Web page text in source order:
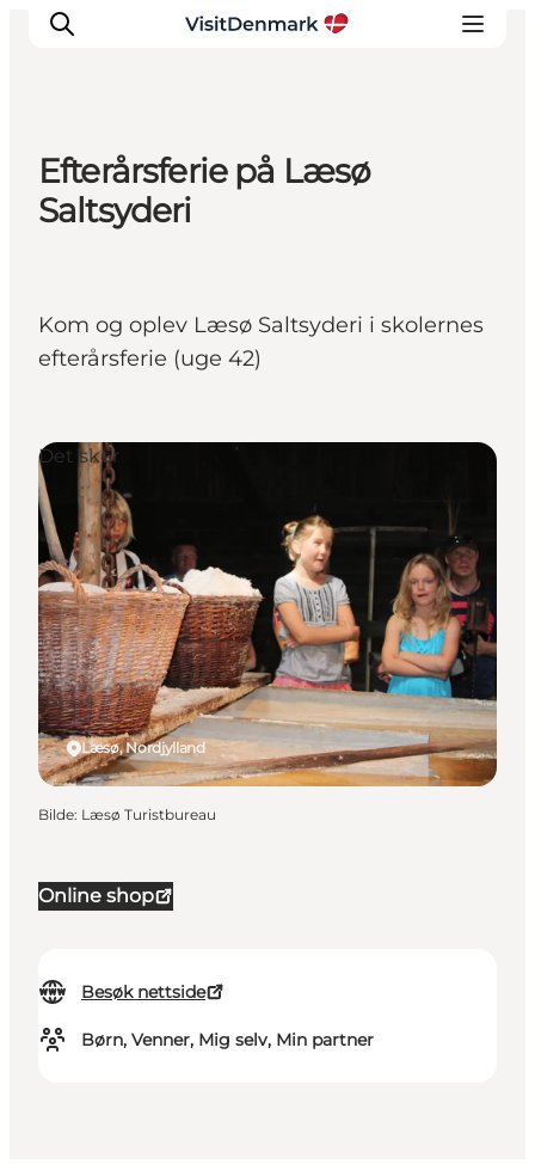
Inspirasjon
Reisemål
Planlegg reisen
Efterårsferie på Læsø
Saltsyderi
Kom og oplev Læsø Saltsyderi i skolernes
efterårsferie (uge 42)
Online shop
Besøk nettside
Børn, Venner, Mig selv, Min partner
Læsø, Nordjylland
Det sker
Bilde: Læsø Turistbureau